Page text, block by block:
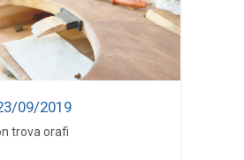
09/2019
trova orafi